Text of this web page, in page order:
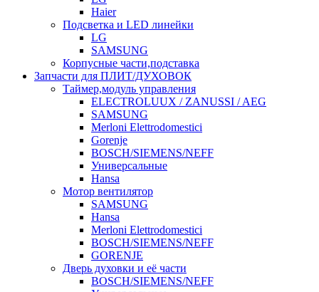
Haier
Подсветка и LED линейки
LG
SAMSUNG
Корпусные части,подставка
Запчасти для ПЛИТ/ДУХОВОК
Таймер,модуль управления
ELECTROLUUX / ZANUSSI / AEG
SAMSUNG
Merloni Elettrodomestici
Gorenje
BOSCH/SIEMENS/NEFF
Универсальные
Hansa
Мотор вентилятор
SAMSUNG
Hansa
Merloni Elettrodomestici
BOSCH/SIEMENS/NEFF
GORENJE
Дверь духовки и её части
BOSCH/SIEMENS/NEFF